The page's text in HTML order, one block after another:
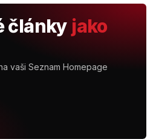
články jako
vaši Seznam Homepage